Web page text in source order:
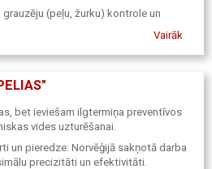
(peļu, žurku) kontrole un
un lidojošo kukaiņu apkarošana.
ražošanas objektu, biroju un
gāzēšana, tostarp graudu
un saudzīgi risinājumi putnu
Regulāra vides uzraudzība un
Vairāk
bet ieviešam ilgtermiņa preventīvos
vides uzturēšanai.
un pieredze: Norvēģijā sakņotā darba
precizitāti un efektivitāti.